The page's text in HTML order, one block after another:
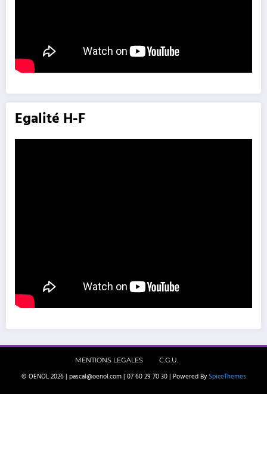
Egalité H-F
MENTIONS LEGALES C.G.U.
© OENOL 2026 | pascal@oenol.com | 07 60 29 70 30 | Powered By SpiceThemes